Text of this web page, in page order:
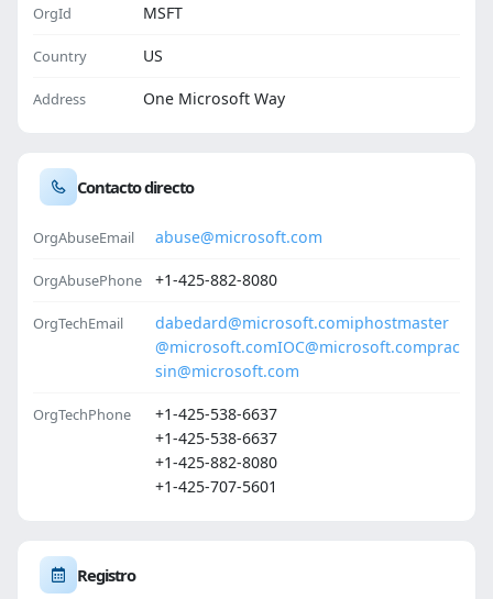
OrgId MSFT
Country US
Address One Microsoft Way
Contacto directo
OrgAbuseEmail abuse@microsoft.com
OrgAbusePhone +1-425-882-8080
OrgTechEmail dabedard@microsoft.comiphostmaster
@microsoft.comIOC@microsoft.comprac
sin@microsoft.com
OrgTechPhone
+1-425-538-6637
+1-425-538-6637
+1-425-882-8080
+1-425-707-5601
Registro